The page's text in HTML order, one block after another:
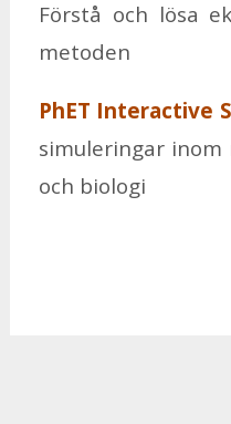
För­stå och lösa
me­to­den
PhET In­te­racti­ve
si­mu­le­ring­ar
och bi­o­lo­gi